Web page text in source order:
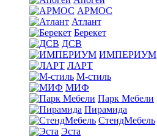
АРМОС
Атлант
Берекет
ДСВ
ИМПЕРИУМ
ЛАРТ
М-стиль
МИФ
Парк Мебели
Пирамида
СтендМебель
Эста